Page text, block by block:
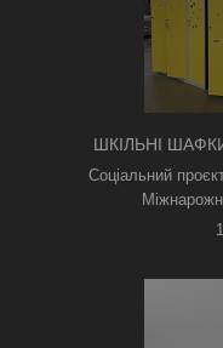
ШКІЛЬНІ
Соціальний